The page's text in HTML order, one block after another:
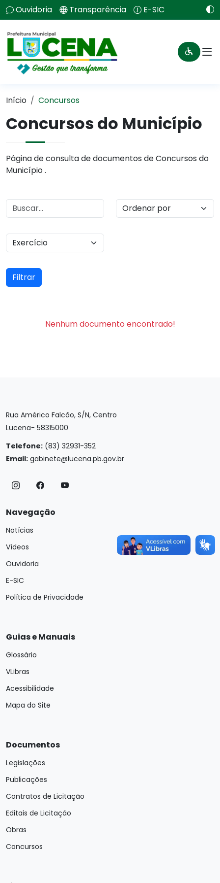
Ouvidoria Transparência E-SIC
Início Concursos
Concursos do Município
Página de consulta de documentos de Concursos do
Município .
Filtrar
Nenhum documento encontrado!
Rua Américo Falcão, S/N, Centro
Lucena- 58315000
Telefone: (83) 32931-352
Email: gabinete@lucena.pb.gov.br
Navegação
Notícias
Vídeos
Ouvidoria
E-SIC
Política de Privacidade
Guias e Manuais
Glossário
VLibras
Acessibilidade
Mapa do Site
Documentos
Legislações
Publicações
Contratos de Licitação
Editais de Licitação
Obras
Concursos